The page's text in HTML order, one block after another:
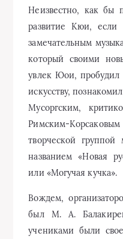
Неизвестно, как бы
развитие Кюи,
замечательным
который своими
увлек Юои, пробудил
искусству,
Мусоргским,
Римским-
творческой группой
названием «Новая
или «Могучая кучка».
Вождем,
был М. А.
учениками были